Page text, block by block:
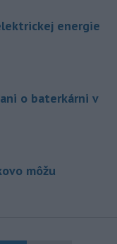
energie
o baterkárni v
môžu